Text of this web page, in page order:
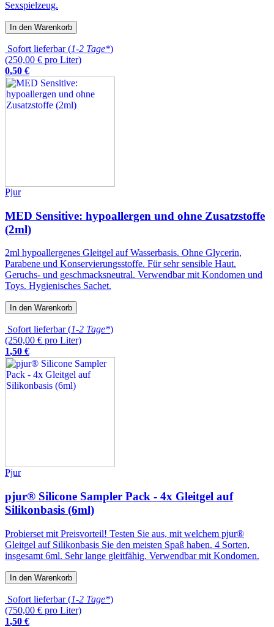
Sexspielzeug.
In den Warenkorb
Sofort lieferbar (1-2 Tage*)
(250,00 € pro Liter)
0,50 €
Pjur
MED Sensitive: hypoallergen und ohne Zusatzstoffe
(2ml)
2ml hypoallergenes Gleitgel auf Wasserbasis. Ohne Glycerin,
Parabene und Konservierungsstoffe. Für sehr sensible Haut.
Geruchs- und geschmacksneutral. Verwendbar mit Kondomen und
Toys. Hygienisches Sachet.
In den Warenkorb
Sofort lieferbar (1-2 Tage*)
(250,00 € pro Liter)
1,50 €
Pjur
pjur® Silicone Sampler Pack - 4x Gleitgel auf
Silikonbasis (6ml)
Probierset mit Preisvorteil! Testen Sie aus, mit welchem pjur®
Gleitgel auf Silikonbasis Sie den meisten Spaß haben. 4 Sorten,
insgesamt 6ml. Sehr lange gleitfähig. Verwendbar mit Kondomen.
In den Warenkorb
Sofort lieferbar (1-2 Tage*)
(750,00 € pro Liter)
1,50 €